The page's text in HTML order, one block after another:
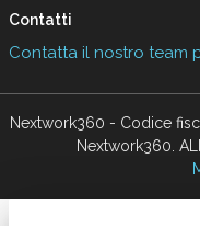
Contatti
Contatta il nostro team
Nextwork360 - Codice
Nextwork360.